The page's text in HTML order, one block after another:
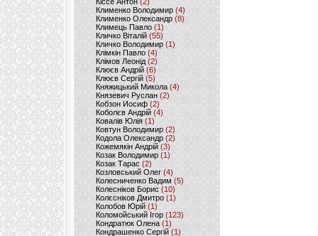
Клименко Володимир(4)
Клименко Олександр (8)
Климець Павло (1)
Кличко Віталій(55)
Кличко Володимир (1)
Клімкін Павло (4)
Клімов Леонід(2)
Клюєв Андрій(6)
Клюєв Сергій (5)
Княжицький Микола(4)
Князевич Руслан (2)
Кобзон Иосиф(2)
Коболєв Андрій (4)
Ковалів Юлія(1)
Ковтун Володимир (2)
Кодола Олександр (2)
Кожемякін Андрій (3)
Козак Володимир (1)
Козак Тарас (2)
Козловський Олег(4)
Колесниченко Вадим (5)
Колесніков Борис (10)
Колєсніков Дмитро (1)
Колобов Юрій (1)
Коломойський Ігор (123)
Кондратюк Олена(1)
Кондрашенко Сергій (1)